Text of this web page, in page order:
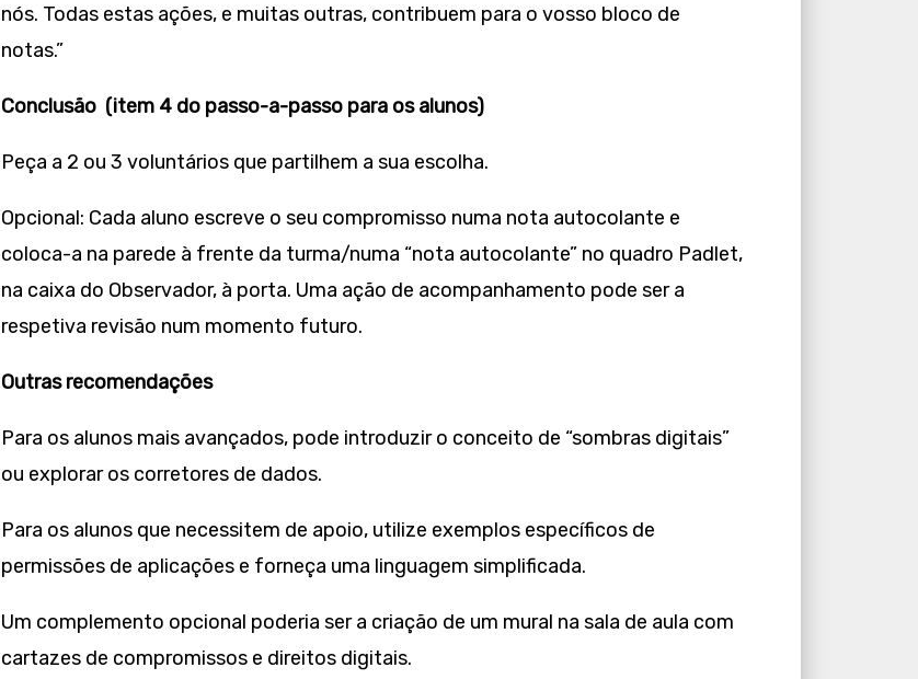
nós. Todas estas ações, e muitas outras, contribuem para o vosso bloco de
notas.”
Conclusão (item 4 do passo-a-passo para os alunos)
Peça a 2 ou 3 voluntários que partilhem a sua escolha.
Opcional: Cada aluno escreve o seu compromisso numa nota autocolante e
coloca-a na parede à frente da turma/numa “nota autocolante” no quadro Padlet,
na caixa do Observador, à porta. Uma ação de acompanhamento pode ser a
respetiva revisão num momento futuro.
Outras recomendações
Para os alunos mais avançados, pode introduzir o conceito de “sombras digitais”
ou explorar os corretores de dados.
Para os alunos que necessitem de apoio, utilize exemplos específicos de
permissões de aplicações e forneça uma linguagem simplificada.
Um complemento opcional poderia ser a criação de um mural na sala de aula com
cartazes de compromissos e direitos digitais.